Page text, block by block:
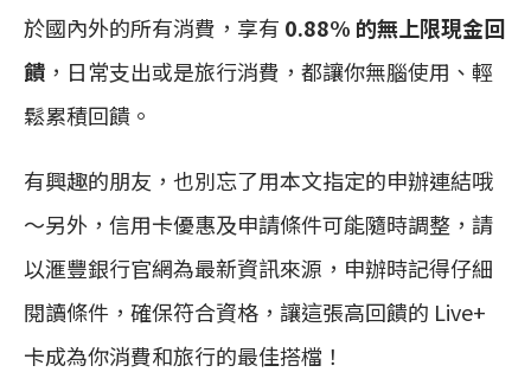
於國內外的所有消費，享有 0.88% 的無上限現金回
饋 ，日常支出或是旅行消費，都讓你無腦使用、輕
鬆累積回饋。
有興趣的朋友，也別忘了用本文指定的申辦連結哦
～另外，信用卡優惠及申請條件可能隨時調整，請
以滙豐銀行官網為最新資訊來源，申辦時記得仔細
閱讀條件，確保符合資格，讓這張高回饋的 Live+
卡成為你消費和旅行的最佳搭檔！